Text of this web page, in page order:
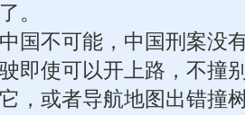
。
国不可能，中国刑案没
即使可以开上路，不撞
，或者导航地图出错撞